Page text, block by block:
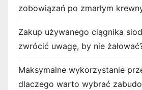
zobowiązań po zmarłym
Zakup używanego ciągnika
zwrócić uwagę, by nie
Maksymalne wykorzystanie
dlaczego warto wybrać